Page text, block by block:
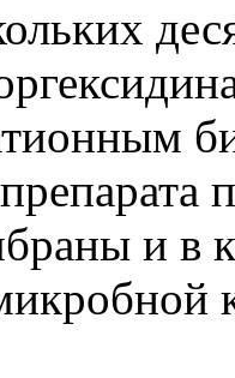
и в